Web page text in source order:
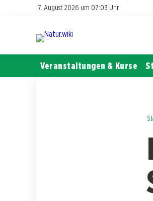
7. August 2026 um 07:03 Uhr
Veranstaltungen & Kurse